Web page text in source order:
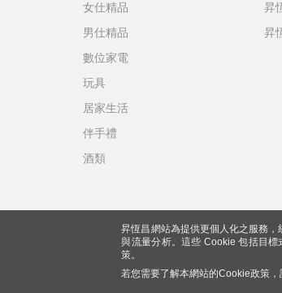
昇恆昌網站為提供更個人化之服務
與流量分析。這些 Cookie 包括目
策。
若您需要了解本網站的Cookie政策，
女仕精品
男仕精品
數位家電
玩具
居家生活
伴手禮
酒類
昇
昇